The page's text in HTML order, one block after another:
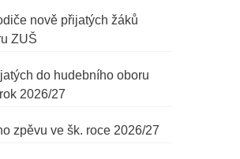
nově přijatých žáků
ZUŠ
do hudebního oboru
2026/27
zpěvu ve šk. roce 2026/27